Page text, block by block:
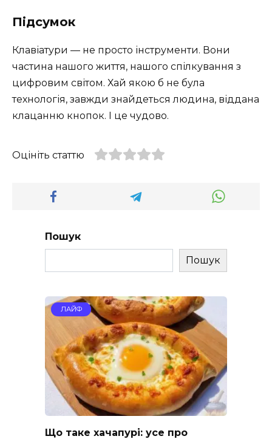
Підсумок
Клавіатури — не просто інструменти. Вони
частина нашого життя, нашого спілкування з
цифровим світом. Хай якою б не була
технологія, завжди знайдеться людина, віддана
клацанню кнопок. І це чудово.
Оцініть статтю
Пошук
Пошук
ЛАЙФ
Що таке хачапурі: усе про